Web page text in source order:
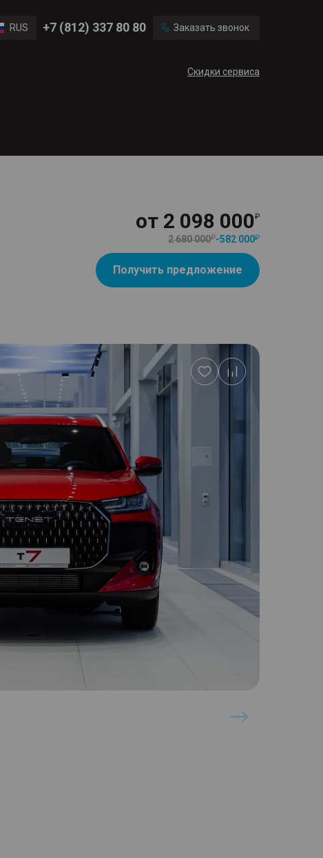
RUS +7 (812) 337 80 80 Заказать звонок
Скидки сервиса
от 2 098 000
2 680 000 -582 000
Получить предложение
Добавить
в